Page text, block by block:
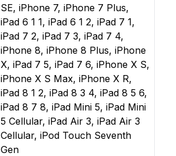
SE, iPhone 7, iPhone 7 Plus,
iPad 6 1 1, iPad 6 1 2, iPad 7 1,
iPad 7 2, iPad 7 3, iPad 7 4,
iPhone 8, iPhone 8 Plus, iPhone
X, iPad 7 5, iPad 7 6, iPhone X S,
iPhone X S Max, iPhone X R,
iPad 8 1 2, iPad 8 3 4, iPad 8 5 6,
iPad 8 7 8, iPad Mini 5, iPad Mini
5 Cellular, iPad Air 3, iPad Air 3
Cellular, iPod Touch Seventh
Gen